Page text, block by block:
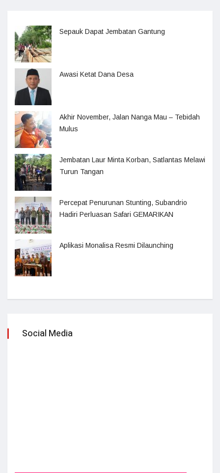
Sepauk Dapat Jembatan Gantung
Awasi Ketat Dana Desa
Akhir November, Jalan Nanga Mau – Tebidah
Mulus
Jembatan Laur Minta Korban, Satlantas Melawi
Turun Tangan
Percepat Penurunan Stunting, Subandrio
Hadiri Perluasan Safari GEMARIKAN
Aplikasi Monalisa Resmi Dilaunching
Social Media